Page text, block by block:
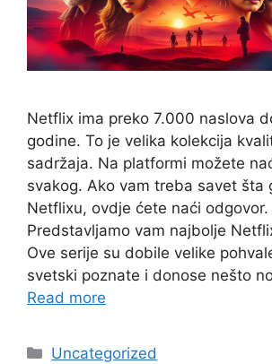
Netflix ima preko 7.000 naslova
godine. To je velika kolekcija
sadržaja. Na platformi možete
svakog. Ako vam treba savet šta
Netflixu, ovdje ćete naći odgovor.
Predstavljamo vam najbolje
Ove serije su dobile velike
svetski poznate i donose nešto
Read more
Categories
Uncategorized